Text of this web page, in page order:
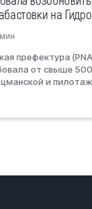
на
префектура
от свыше 500
и